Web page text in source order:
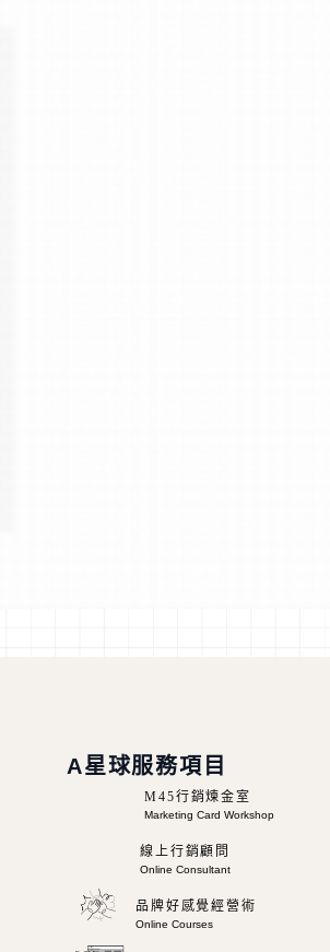
A星球服務項目
M45行銷煉金室
Marketing Card Workshop
線上行銷顧問
Online Consultant
品牌好感覺經營術
Online Courses